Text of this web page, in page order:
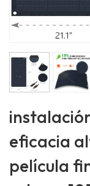
eficacia
película